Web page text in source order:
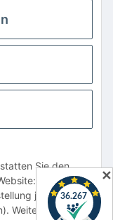
eingetragene Warenzeichen
Sie den
YouTube,
jederzeit
Weitere Details
✕